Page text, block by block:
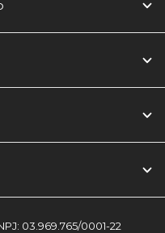
03.969.765/0001-22